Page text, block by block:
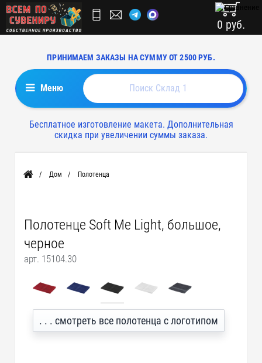
ПРИНИМАЕМ ЗАКАЗЫ НА СУММУ ОТ 2500 РУБ.
0 руб.
Меню
Бесплатное изготовление макета. Дополнительная
скидка при увеличении суммы заказа.
Главная Дом Полотенца
Полотенце Soft Me Light, большое,
черное
арт. 15104.30
. . . смотреть все полотенца с логотипом